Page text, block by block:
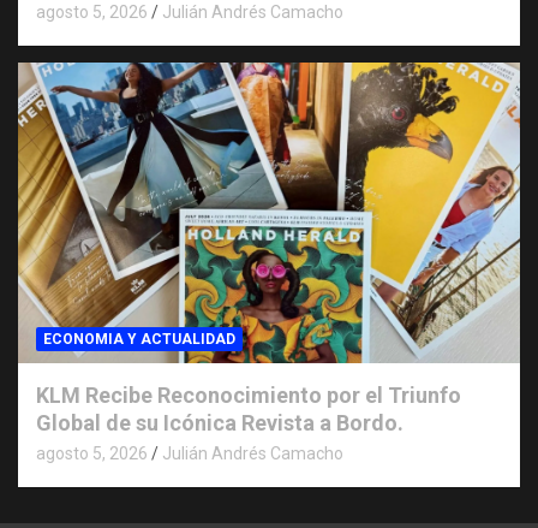
agosto 5, 2026 Julián Andrés Camacho
ECONOMIA Y ACTUALIDAD
KLM Recibe Reconocimiento por el Triunfo
Global de su Icónica Revista a Bordo.
agosto 5, 2026 Julián Andrés Camacho